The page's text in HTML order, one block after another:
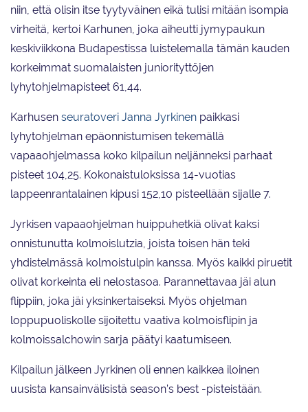
niin, että olisin itse tyytyväinen eikä tulisi mitään isompia
virheitä, kertoi Karhunen, joka aiheutti jymypaukun
keskiviikkona Budapestissa luistelemalla tämän kauden
korkeimmat suomalaisten juniorityttöjen
lyhytohjelmapisteet 61,44.
Karhusen seuratoveri Janna Jyrkinen paikkasi
lyhytohjelman epäonnistumisen tekemällä
vapaaohjelmassa koko kilpailun neljänneksi parhaat
pisteet 104,25. Kokonaistuloksissa 14-vuotias
lappeenrantalainen kipusi 152,10 pisteellään sijalle 7.
Jyrkisen vapaaohjelman huippuhetkiä olivat kaksi
onnistunutta kolmoislutzia, joista toisen hän teki
yhdistelmässä kolmoistulpin kanssa. Myös kaikki piruetit
olivat korkeinta eli nelostasoa. Parannettavaa jäi alun
flippiin, joka jäi yksinkertaiseksi. Myös ohjelman
loppupuoliskolle sijoitettu vaativa kolmoisflipin ja
kolmoissalchowin sarja päätyi kaatumiseen.
Kilpailun jälkeen Jyrkinen oli ennen kaikkea iloinen
uusista kansainvälisistä season’s best -pisteistään.